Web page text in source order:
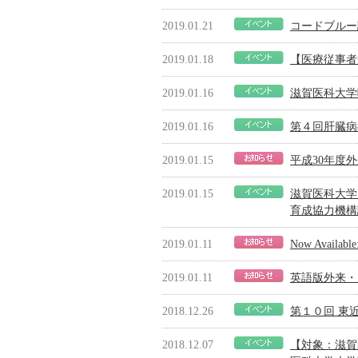
2019.01.21 コードブル
2019.01.18 【医療従事
2019.01.16 滋賀医科大
2019.01.16 第４回肝臓
2019.01.15 平成30年度
2019.01.15
滋賀医科大
育成協力機
2019.01.11 Now
2019.01.11 英語版外来
2018.12.26 第１０回 東
2018.12.07
【対象：滋